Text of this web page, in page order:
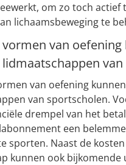
om zo toch actief
lichaamsbeweging te
van
lidmaatschappen
van oefening
van sportscholen.
drempel van het
een
sporten. Naast de
kunnen ook bijkomende